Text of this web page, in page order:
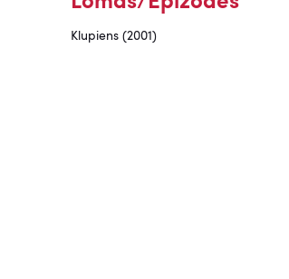
Klupiens (2001)